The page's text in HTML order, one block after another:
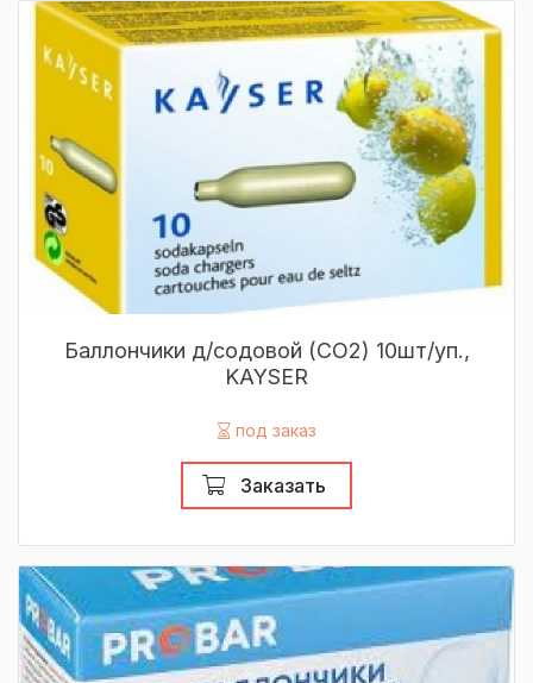
Баллончики д/содовой (СO2) 10шт/уп.,
KAYSER
под заказ
Заказать